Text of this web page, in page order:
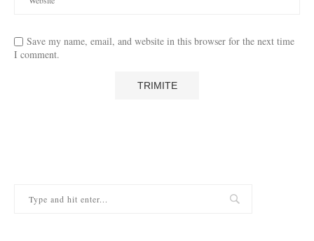
Save my name, email, and website in this browser for the next time
I comment.